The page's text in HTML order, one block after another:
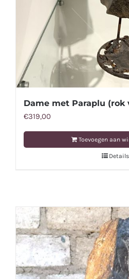
Dame met Paraplu (rok
€319,00
Toevoegen aan
Details